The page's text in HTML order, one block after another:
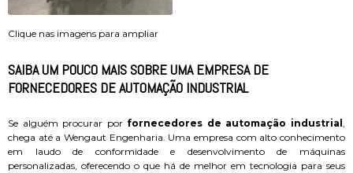
Clique nas imagens para ampliar
SAIBA UM POUCO MAIS SOBRE UMA EMPRESA DE
FORNECEDORES DE AUTOMAÇÃO INDUSTRIAL
Se alguém procurar por fornecedores de automação industrial,
chega até a Wengaut Engenharia. Uma empresa com alto conhecimento
em laudo de conformidade e desenvolvimento de máquinas
personalizadas, oferecendo o que há de melhor em tecnologia para seus